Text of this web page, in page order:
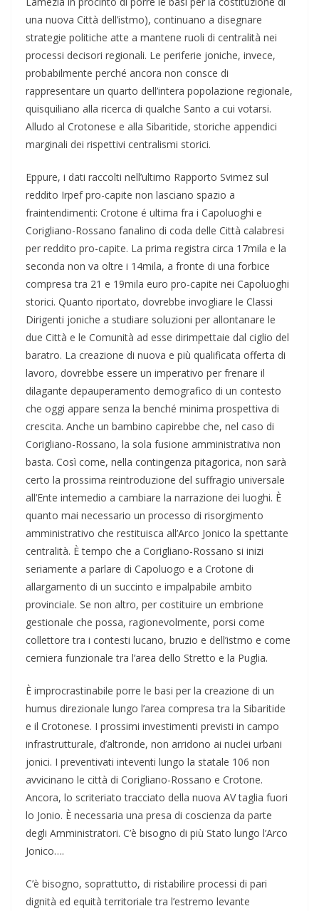
una nuova Città dell’istmo), continuano a disegnare
strategie politiche atte a mantene ruoli di centralità nei
processi decisori regionali. Le periferie joniche, invece,
probabilmente perché ancora non consce di
rappresentare un quarto dell’intera popolazione regionale,
quisquiliano alla ricerca di qualche Santo a cui votarsi.
Alludo al Crotonese e alla Sibaritide, storiche appendici
marginali dei rispettivi centralismi storici.
Eppure, i dati raccolti nell’ultimo Rapporto Svimez sul
reddito Irpef pro-capite non lasciano spazio a
fraintendimenti: Crotone é ultima fra i Capoluoghi e
Corigliano-Rossano fanalino di coda delle Città calabresi
per reddito pro-capite. La prima registra circa 17mila e la
seconda non va oltre i 14mila, a fronte di una forbice
compresa tra 21 e 19mila euro pro-capite nei Capoluoghi
storici. Quanto riportato, dovrebbe invogliare le Classi
Dirigenti joniche a studiare soluzioni per allontanare le
due Città e le Comunità ad esse dirimpettaie dal ciglio del
baratro. La creazione di nuova e più qualificata offerta di
lavoro, dovrebbe essere un imperativo per frenare il
dilagante depauperamento demografico di un contesto
che oggi appare senza la benché minima prospettiva di
crescita. Anche un bambino capirebbe che, nel caso di
Corigliano-Rossano, la sola fusione amministrativa non
basta. Così come, nella contingenza pitagorica, non sarà
certo la prossima reintroduzione del suffragio universale
all’Ente intemedio a cambiare la narrazione dei luoghi. È
quanto mai necessario un processo di risorgimento
amministrativo che restituisca all’Arco Jonico la spettante
centralità. È tempo che a Corigliano-Rossano si inizi
seriamente a parlare di Capoluogo e a Crotone di
allargamento di un succinto e impalpabile ambito
provinciale. Se non altro, per costituire un embrione
gestionale che possa, ragionevolmente, porsi come
collettore tra i contesti lucano, bruzio e dell’istmo e come
cerniera funzionale tra l’area dello Stretto e la Puglia.
È improcrastinabile porre le basi per la creazione di un
humus direzionale lungo l’area compresa tra la Sibaritide
e il Crotonese. I prossimi investimenti previsti in campo
infrastrutturale, d’altronde, non arridono ai nuclei urbani
jonici. I preventivati inteventi lungo la statale 106 non
avvicinano le città di Corigliano-Rossano e Crotone.
Ancora, lo scriteriato tracciato della nuova AV taglia fuori
lo Jonio. È necessaria una presa di coscienza da parte
degli Amministratori. C’è bisogno di più Stato lungo l’Arco
Jonico….
C’è bisogno, soprattutto, di ristabilire processi di pari
dignità ed equità territoriale tra l’estremo levante